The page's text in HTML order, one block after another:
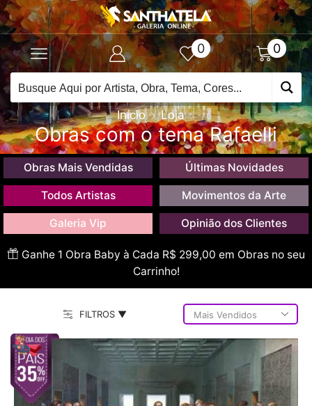
0 0
Início Loja
Obras com o tema Rafaelli
Obras Mais Vendidas Últimas Novidades
Todos Artistas Movimentos da Arte
Galeria Vip Opinião dos Clientes
Ganhe 1 Obra Baby à Cada R$ 299,00 em Obras no seu
Carrinho!
FILTROS ▼